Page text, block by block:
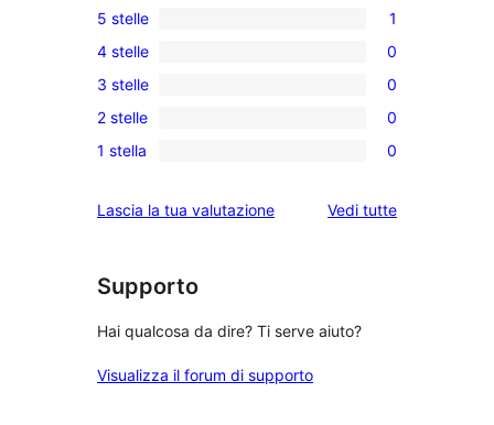
1
5-
recensioni
a
stelle
5 stelle 1
0
recensioni
a
4-
4 stelle 0
0
recensioni
a
stelle
3 stelle 0
0
recensioni
2-
2 stelle 0
0
a
stelle
1 stella 0
Lascia la tua valutazione Vedi tuttele
Supporto
Hai qualcosa da dire? Ti serve aiuto?
Visualizza il forum di supporto